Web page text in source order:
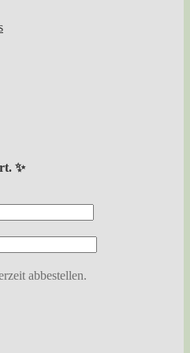
✨
abbestellen.